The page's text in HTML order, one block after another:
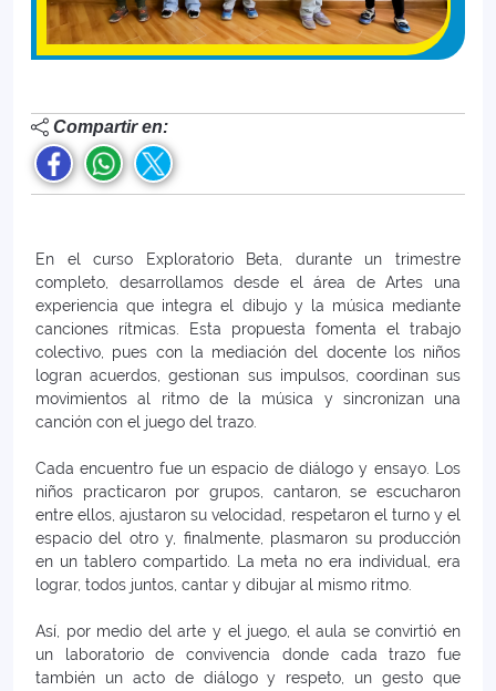
Compartir en:
En el curso Exploratorio Beta, durante un trimestre
completo, desarrollamos desde el área de Artes una
experiencia que integra el dibujo y la música mediante
canciones rítmicas. Esta propuesta fomenta el trabajo
colectivo, pues con la mediación del docente los niños
logran acuerdos, gestionan sus impulsos, coordinan sus
movimientos al ritmo de la música y sincronizan una
canción con el juego del trazo.
Cada encuentro fue un espacio de diálogo y ensayo. Los
niños practicaron por grupos, cantaron, se escucharon
entre ellos, ajustaron su velocidad, respetaron el turno y el
espacio del otro y, finalmente, plasmaron su producción
en un tablero compartido. La meta no era individual, era
lograr, todos juntos, cantar y dibujar al mismo ritmo.
Así, por medio del arte y el juego, el aula se convirtió en
un laboratorio de convivencia donde cada trazo fue
también un acto de diálogo y respeto, un gesto que